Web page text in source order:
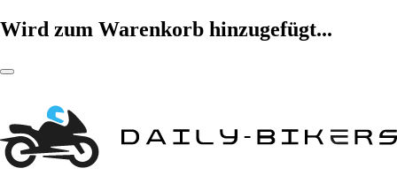
Wird zum Warenkorb hinzugefügt...